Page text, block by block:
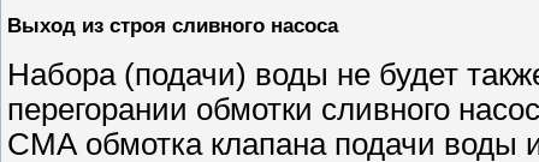
Выход из строя сливного насоса
Набора (подачи) воды не будет
перегорании обмотки сливного
СМА обмотка клапана подачи воды